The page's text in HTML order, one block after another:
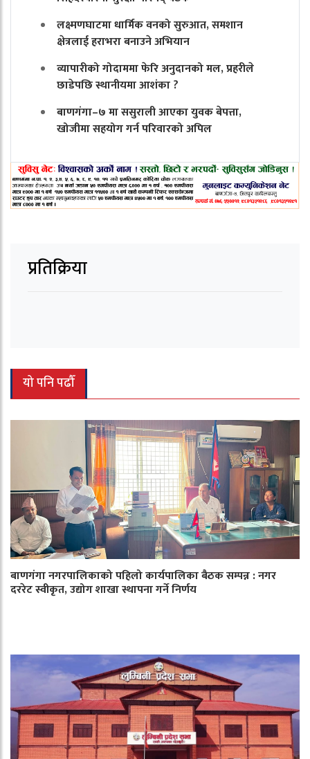
लक्ष्मणघाटमा धार्मिक वनको सुरुआत, समशान
क्षेत्रलाई हराभरा बनाउने अभियान
व्यापारीको गोदाममा फेरि अनुदानको मल, प्रहरीले
छाडेपछि स्थानीयमा आशंका ?
बाणगंगा–७ मा ससुराली आएका युवक बेपत्ता,
खोजीमा सहयोग गर्न परिवारको अपिल
प्रतिक्रिया
यो पनि पढौँ
बाणगंगा नगरपालिकाको पहिलो कार्यपालिका बैठक सम्पन्न : नगर
दररेट स्वीकृत, उद्योग शाखा स्थापना गर्ने निर्णय